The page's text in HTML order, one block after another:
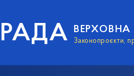
РАДА ВЕРХОВНА
Законопроєкти,